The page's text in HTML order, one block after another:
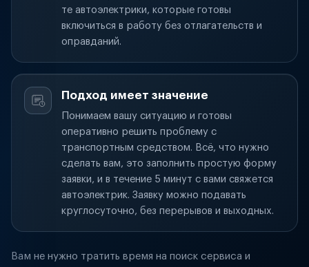
те автоэлектрики, которые готовы
включиться в работу без отлагательств и
оправданий.
Подход имеет значение
Понимаем вашу ситуацию и готовы
оперативно решить проблему с
транспортным средством. Всё, что нужно
сделать вам, это заполнить простую форму
заявки, и в течение 5 минут с вами свяжется
автоэлектрик. Заявку можно подавать
круглосуточно, без перерывов и выходных.
Вам не нужно тратить время на поиск сервиса и